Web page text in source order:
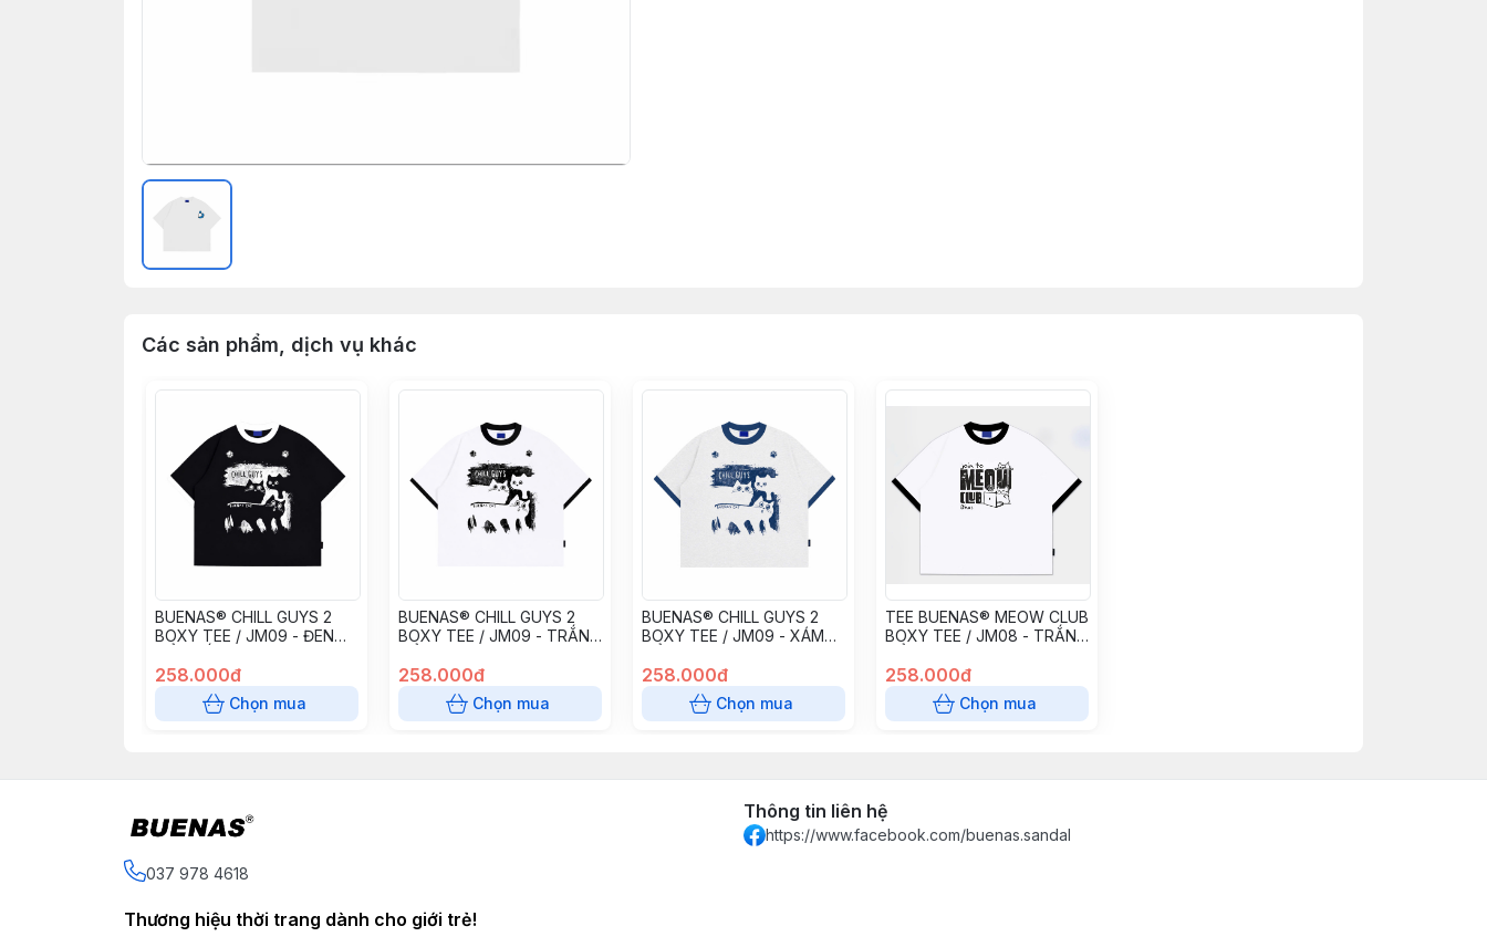
Các sản phẩm, dịch vụ khác
BUENAS® CHILL GUYS 2
BOXY TEE / JM09 - ĐEN
258.000đ
Chọn mua
BUENAS® CHILL GUYS 2
BOXY TEE / JM09 - TRẮNG
258.000đ
Chọn mua
BUENAS® CHILL GUYS 2
BOXY TEE / JM09 - XÁM
258.000đ
Chọn mua
TEE BUENAS® MEOW CLUB
BOXY TEE / JM08 - TRẮNG
258.000đ
Chọn mua
037 978 4618
Thông tin liên hệ
https://www.facebook.com/buenas.sandal
Thương hiệu thời trang dành cho giới trẻ!